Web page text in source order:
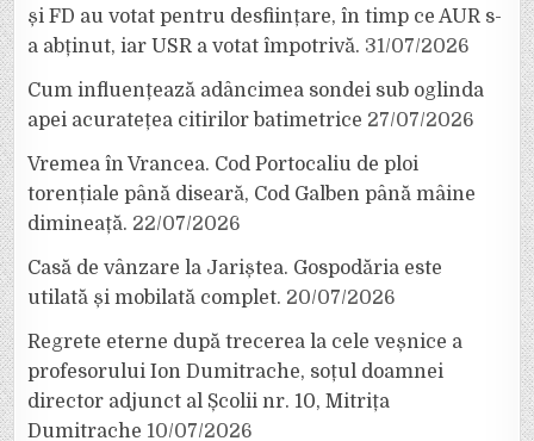
și FD au votat pentru desființare, în timp ce AUR s-
a abținut, iar USR a votat împotrivă. 31/07/2026
Cum influențează adâncimea sondei sub oglinda
apei acuratețea citirilor batimetrice 27/07/2026
Vremea în Vrancea. Cod Portocaliu de ploi
torențiale până diseară, Cod Galben până mâine
dimineață. 22/07/2026
Casă de vânzare la Jariștea. Gospodăria este
utilată și mobilată complet. 20/07/2026
Regrete eterne după trecerea la cele veșnice a
profesorului Ion Dumitrache, soțul doamnei
director adjunct al Școlii nr. 10, Mitrița
Dumitrache 10/07/2026